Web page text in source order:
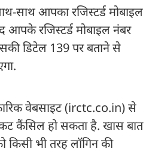
साथ आपका रजिस्टर्ड मोबाइल
आपके रजिस्टर्ड मोबाइल नंबर
डिटेल 139 पर बताने से
वेबसाइट (irctc.co.in) से
कैंसिल हो सकता है. खास बात
भी तरह लॉगिन की